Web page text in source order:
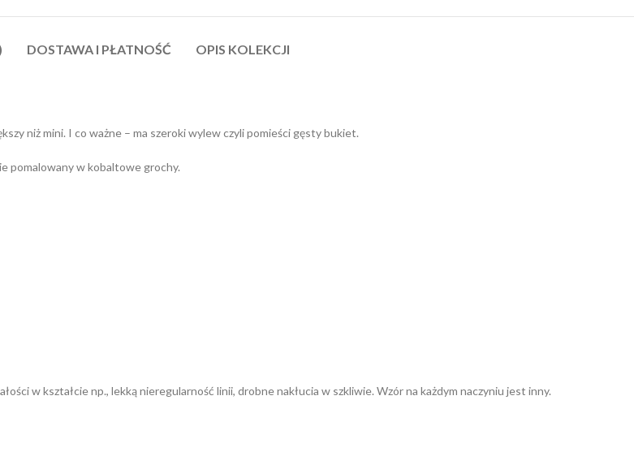
DOSTAWA I PŁATNOŚĆ OPIS KOLEKCJI
niż mini. I co ważne – ma szeroki wylew czyli pomieści gęsty bukiet.
pomalowany w kobaltowe grochy.
w kształcie np., lekką nieregularność linii, drobne nakłucia w szkliwie. Wzór na każdym naczyniu jest inny.